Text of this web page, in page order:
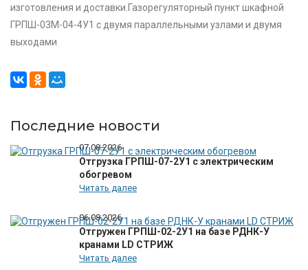
изготовления и доставки.Газорегуляторный пункт шкафной
ГРПШ-03М-04-4У1 с двумя параллельными узлами и двумя
выходами
Последние новости
07.08.2026
Отгрузка ГРПШ-07-2У1 с электрическим
обогревом
Читать далее
06.08.2026
Отгружен ГРПШ-02-2У1 на базе РДНК-У
кранами LD СТРИЖ
Читать далее